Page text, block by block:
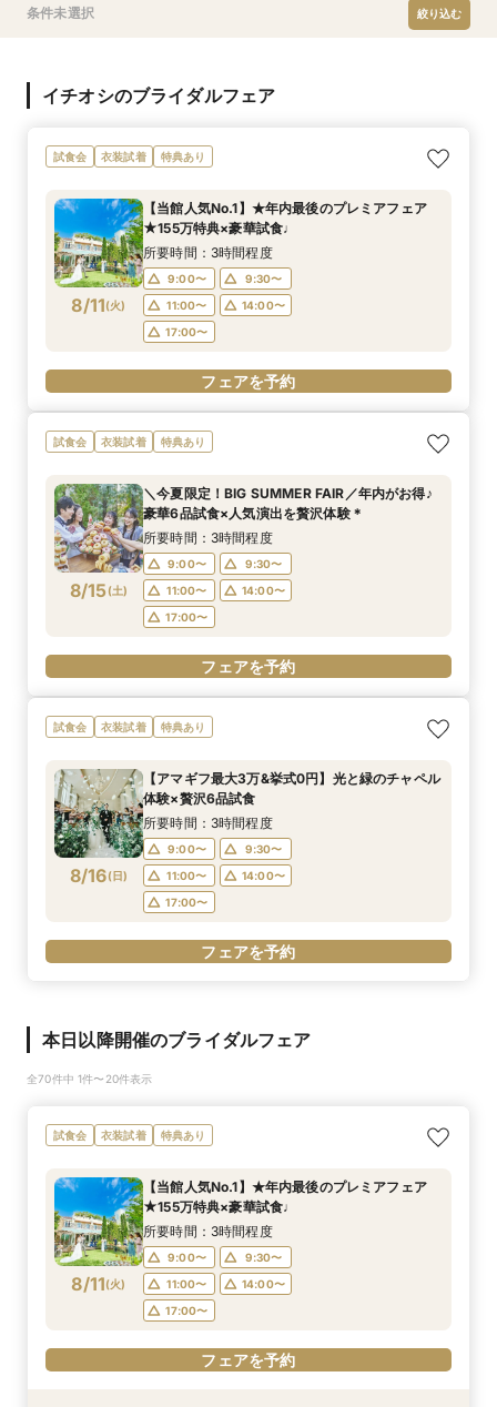
条件未選択 絞り込む
イチオシのブライダルフェア
試食会 衣装試着 特典あり
8/11(火)
【当館人気No.1】★年内最後のプレミアフェア
★155万特典×豪華試食♩
所要時間：3時間程度
9:00〜
9:30〜
11:00〜
14:00〜
17:00〜
フェアを予約
試食会 衣装試着 特典あり
8/15(土)
＼今夏限定！BIG SUMMER FAIR／年内がお得♪
豪華6品試食×人気演出を贅沢体験＊
所要時間：3時間程度
9:00〜
9:30〜
11:00〜
14:00〜
17:00〜
フェアを予約
試食会 衣装試着 特典あり
8/16(日)
【アマギフ最大3万&挙式0円】光と緑のチャペル
体験×贅沢6品試食
所要時間：3時間程度
9:00〜
9:30〜
11:00〜
14:00〜
17:00〜
フェアを予約
本日以降開催のブライダルフェア
全70件中 1件〜20件表示
試食会 衣装試着 特典あり
8/11(火)
【当館人気No.1】★年内最後のプレミアフェア
★155万特典×豪華試食♩
所要時間：3時間程度
9:00〜
9:30〜
11:00〜
14:00〜
17:00〜
フェアを予約